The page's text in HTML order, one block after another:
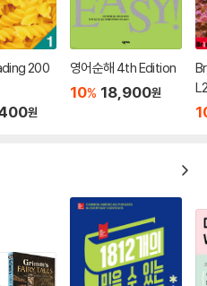
라
는 것이 실력이다
200
원
영어순해 4th Edition
10% 18,900원